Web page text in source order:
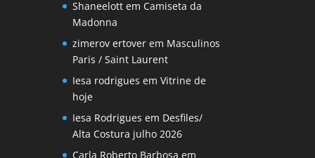
Shaneelott em Camiseta da
Madonna
zimerov ertover em Masculinos
Paris / Saint Laurent
Iesa rodrigues emVitrine de
hoje
Iesa Rodrigues em Desfiles/
Alta Costura julho 2026
Carla Roberto Barbosa em